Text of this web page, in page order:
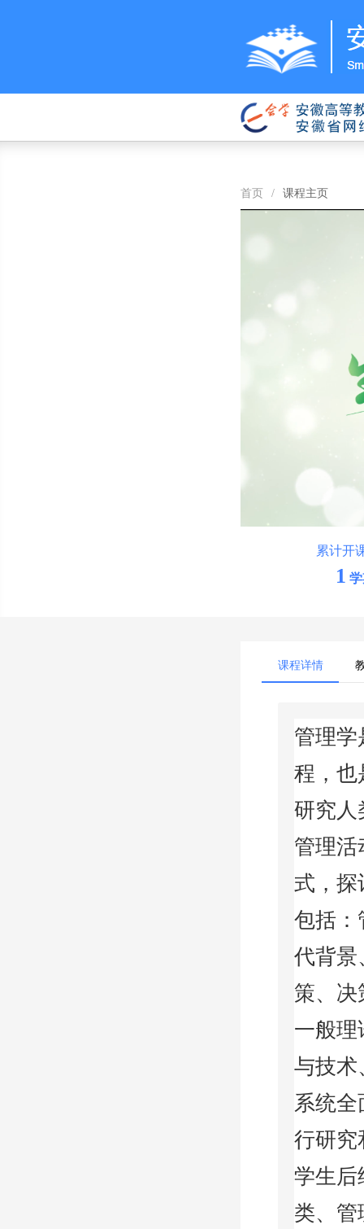
首页 / 课程主页
累计开
1
课程详情
管理学
程，也
研究人
管理活
式，探
包括：
代背景
策、决
一般理
与技术
系统
行研究
学生后
类、管